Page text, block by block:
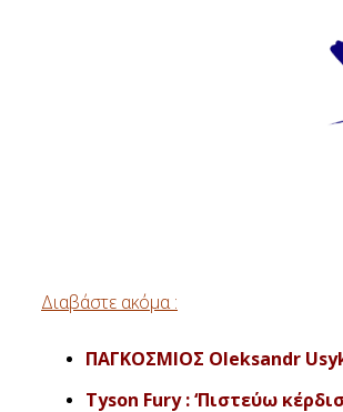
Διαβάστε ακόμα :
ΠΑΓΚΟΣΜΙΟΣ Oleksandr
Tyson Fury : ‘Πιστεύω